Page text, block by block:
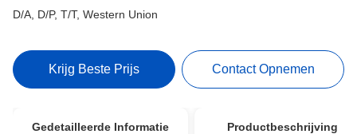
D/A, D/P, T/T, Western Union
Krijg Beste Prijs Contact Opnemen
Gedetailleerde Informatie Productbeschrijving